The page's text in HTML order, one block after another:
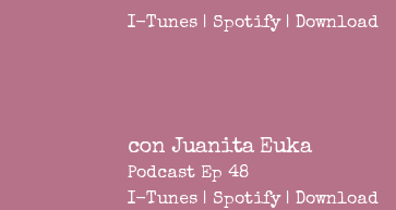
I-Tunes | Spotify| Download
con Juanita Euka
Podcast Ep 48
I-Tunes | Spotify| Download